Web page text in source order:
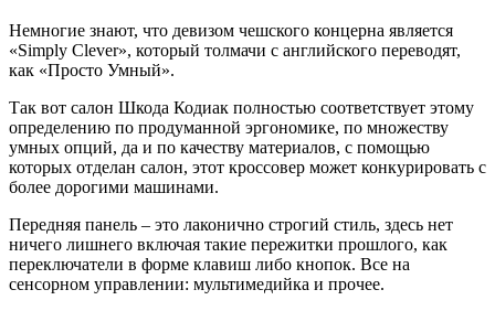
Немногие знают, что девизом чешского концерна является
«Simply Clever», который толмачи с английского переводят,
как «Просто Умный».
Так вот салон Шкода Кодиак полностью соответствует этому
определению по продуманной эргономике, по множеству
умных опций, да и по качеству материалов, с помощью
которых отделан салон, этот кроссовер может конкурировать с
более дорогими машинами.
Передняя панель – это лаконично строгий стиль, здесь нет
ничего лишнего включая такие пережитки прошлого, как
переключатели в форме клавиш либо кнопок. Все на
сенсорном управлении: мультимедийка и прочее.